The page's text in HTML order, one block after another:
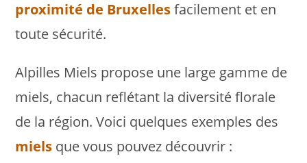
proximité de Bruxellesfacilement et en
toute sécurité.
Alpilles Miels propose une large gamme de
miels, chacun reflétant la diversité florale
de la région. Voici quelques exemples des
miels que vous pouvez découvrir :